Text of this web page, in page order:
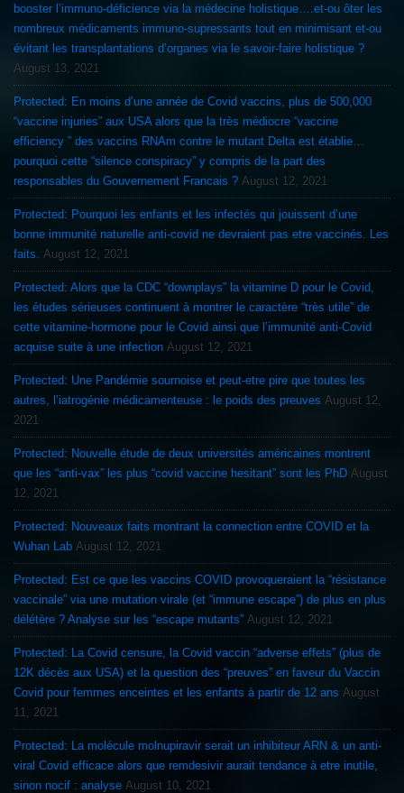
booster l’immuno-déficience via la médecine holistique….et-ou ôter les
nombreux médicaments immuno-supressants tout en minimisant et-ou
évitant les transplantations d’organes via le savoir-faire holistique ?
August 13, 2021
Protected: En moins d’une année de Covid vaccins, plus de 500,000
“vaccine injuries” aux USA alors que la très médiocre “vaccine
efficiency ” des vaccins RNAm contre le mutant Delta est établie…
pourquoi cette “silence conspiracy” y compris de la part des
responsables du Gouvernement Francais ? August 12, 2021
Protected: Pourquoi les enfants et les infectés qui jouissent d’une
bonne immunité naturelle anti-covid ne devraient pas etre vaccinés. Les
faits.
August 12, 2021
Protected: Alors que la CDC “downplays” la vitamine D pour le Covid,
les études sérieuses continuent à montrer le caractère “très utile” de
cette vitamine-hormone pour le Covid ainsi que l’immunité anti-Covid
acquise suite à une infection August 12, 2021
Protected: Une Pandémie sournoise et peut-etre pire que toutes les
autres, l’iatrogénie médicamenteuse : le poids des preuves August 12,
2021
Protected: Nouvelle étude de deux universités américaines montrent
que les “anti-vax” les plus “covid vaccine hesitant” sont les PhD August
12, 2021
Protected: Nouveaux faits montrant la connection entre COVID et la
Wuhan Lab August 12, 2021
Protected: Est ce que les vaccins COVID provoqueraient la “résistance
vaccinale” via une mutation virale (et “immune escape”) de plus en plus
délétère ? Analyse sur les “escape mutants” August 12, 2021
Protected: La Covid censure, la Covid vaccin “adverse effets” (plus de
12K décès aux USA) et la question des “preuves” en faveur du Vaccin
Covid pour femmes enceintes et les enfants à partir de 12 ans August
11, 2021
Protected: La molécule molnupiravir serait un inhibiteur ARN & un anti-
viral Covid efficace alors que remdesivir aurait tendance à etre inutile,
sinon nocif : analyse August 10, 2021